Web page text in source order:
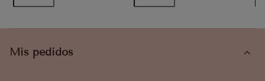
Mis pedidos